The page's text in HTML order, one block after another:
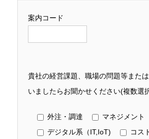
案内コード
貴社の経営課題、職場の問題等また
いましたらお聞かせください(複数選
外注・調達 マネジメント
デジタル系（IT,IoT)
コス